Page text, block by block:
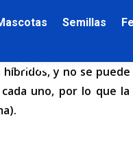
Semillas
Contactoy no se
uno, por lo que